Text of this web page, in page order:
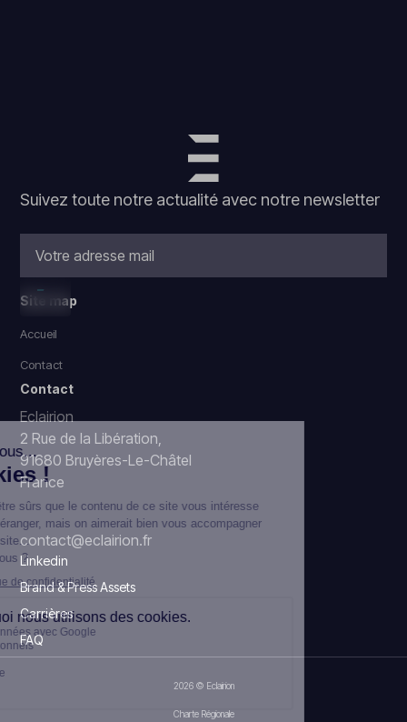
Suivez toute notre actualité avec notre newsletter
Site map
Accueil
Contact
Contact
Eclairion
2 Rue de la Libération,
91680 Bruyères-Le-Châtel
France
contact@eclairion.fr
Linkedin
Brand & Press Assets
Carrières
FAQ
2026 © Eclairion
Charte Régionale